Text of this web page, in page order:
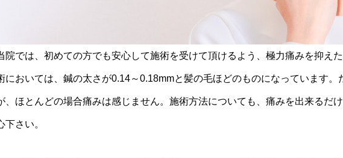
院では、初めての方でも安心して施術を受けて頂けるよう、極力痛みを抑え
においては、鍼の太さが0.14～0.18mmと髪の毛ほどのものになっています
、ほとんどの場合痛みは感じません。施術方法についても、痛みを出来るだ
下さい。